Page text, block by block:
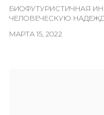
БИОФУТУРИСТИЧНАЯ
ЧЕЛОВЕЧЕСКУЮ
МАРТА 15, 2022